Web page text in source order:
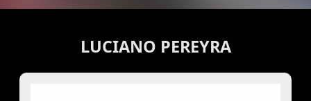
LUCIANO PEREYRA